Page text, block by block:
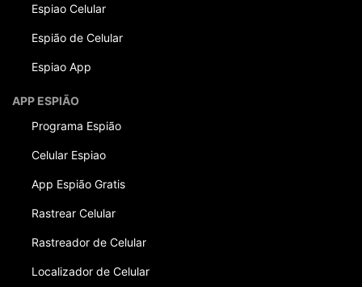
Espiao Celular
Espião de Celular
Espiao App
APP ESPIÃO
Programa Espião
Celular Espiao
App Espião Gratis
Rastrear Celular
Rastreador de Celular
Localizador de Celular